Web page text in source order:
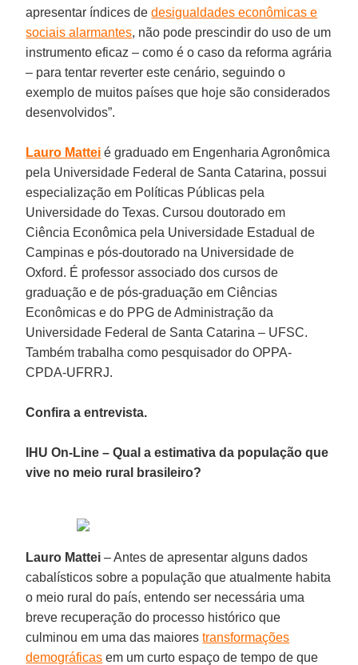
apresentar índices dedesigualdades econômicas e
sociais alarmantes, não pode prescindir do uso de um
instrumento eficaz – como é o caso da reforma agrária
– para tentar reverter este cenário, seguindo o
exemplo de muitos países que hoje são considerados
desenvolvidos”.
Lauro Mattei é graduado em Engenharia Agronômica
pela Universidade Federal de Santa Catarina, possui
especialização em Políticas Públicas pela
Universidade do Texas. Cursou doutorado em
Ciência Econômica pela Universidade Estadual de
Campinas e pós-doutorado na Universidade de
Oxford. É professor associado dos cursos de
graduação e de pós-graduação em Ciências
Econômicas e do PPG de Administração da
Universidade Federal de Santa Catarina – UFSC.
Também trabalha como pesquisador do OPPA-
CPDA-UFRRJ.
Confira a entrevista.
IHU On-Line – Qual a estimativa da população que
vive no meio rural brasileiro?
Lauro Mattei– Antes de apresentar alguns dados
cabalísticos sobre a população que atualmente habita
o meio rural do país, entendo ser necessária uma
breve recuperação do processo histórico que
culminou em uma das maiorestransformações
demográficas em um curto espaço de tempo de que